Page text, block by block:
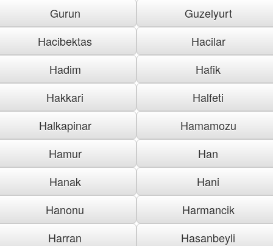
Gurun
Guzelyurt
Hacibektas
Hacilar
Hadim
Hafik
Hakkari
Halfeti
Halkapinar
Hamamozu
Hamur
Han
Hanak
Hani
Hanonu
Harmancik
Harran
Hasanbeyli